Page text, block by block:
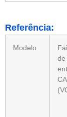
Referência:
Modelo
de
CA